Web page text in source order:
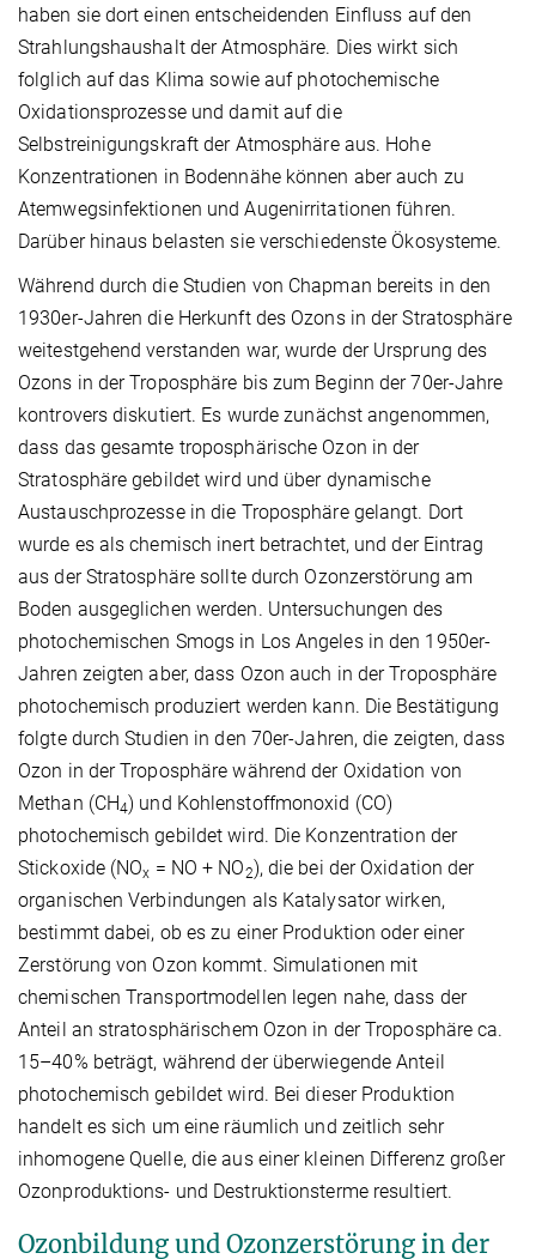
haben sie dort einen entscheidenden Einfluss auf den
Strahlungshaushalt der Atmosphäre. Dies wirkt sich
folglich auf das Klima sowie auf photochemische
Oxidationsprozesse und damit auf die
Selbstreinigungskraft der Atmosphäre aus. Hohe
Konzentrationen in Bodennähe können aber auch zu
Atemwegsinfektionen und Augenirritationen führen.
Darüber hinaus belasten sie verschiedenste Ökosysteme.
Während durch die Studien von Chapman bereits in den
1930er-Jahren die Herkunft des Ozons in der Stratosphäre
weitestgehend verstanden war, wurde der Ursprung des
Ozons in der Troposphäre bis zum Beginn der 70er-Jahre
kontrovers diskutiert. Es wurde zunächst angenommen,
dass das gesamte troposphärische Ozon in der
Stratosphäre gebildet wird und über dynamische
Austauschprozesse in die Troposphäre gelangt. Dort
wurde es als chemisch inert betrachtet, und der Eintrag
aus der Stratosphäre sollte durch Ozonzerstörung am
Boden ausgeglichen werden. Untersuchungen des
photochemischen Smogs in Los Angeles in den 1950er-
Jahren zeigten aber, dass Ozon auch in der Troposphäre
photochemisch produziert werden kann. Die Bestätigung
folgte durch Studien in den 70er-Jahren, die zeigten, dass
Ozon in der Troposphäre während der Oxidation von
Methan (CH4) und Kohlenstoffmonoxid (CO)
photochemisch gebildet wird. Die Konzentration der
Stickoxide (NOx = NO + NO2), die bei der Oxidation der
organischen Verbindungen als Katalysator wirken,
bestimmt dabei, ob es zu einer Produktion oder einer
Zerstörung von Ozon kommt. Simulationen mit
chemischen Transportmodellen legen nahe, dass der
Anteil an stratosphärischem Ozon in der Troposphäre ca.
15–40% beträgt, während der überwiegende Anteil
photochemisch gebildet wird. Bei dieser Produktion
handelt es sich um eine räumlich und zeitlich sehr
inhomogene Quelle, die aus einer kleinen Differenz großer
Ozonproduktions- und Destruktionsterme resultiert.
Ozonbildung und Ozonzerstörung in der